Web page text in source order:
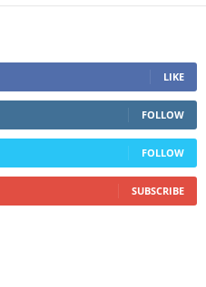
LIKE
FOLLOW
FOLLOW
SUBSCRIBE